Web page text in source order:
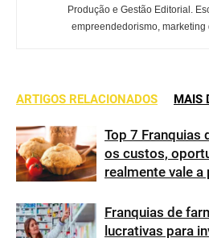
Produção e Gestão Editorial.
empreendedorismo,
ARTIGOS RELACIONADOS MAIS
Top 7 Franquias
os custos,
realmente vale a
Franquias de
lucrativas para